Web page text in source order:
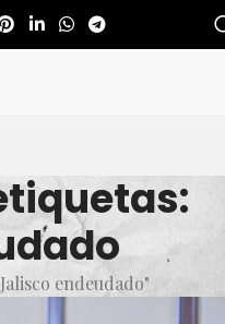
endeudado"